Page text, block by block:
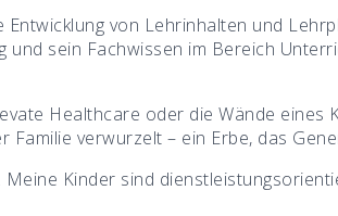
von Lehrinhalten und
sein Fachwissen im Bereich
Healthcare oder die Wände eines
verwurzelt – ein Erbe, das
Kinder sind